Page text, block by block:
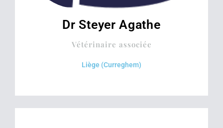
Dr Steyer Agathe
Vétérinaire associée
Liège (Curreghem)